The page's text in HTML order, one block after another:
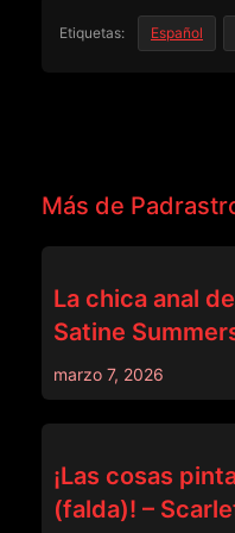
Etiquetas: Español
Más de
La chica anal
Satine
marzo 7, 2026
¡Las cosas
(falda)! –